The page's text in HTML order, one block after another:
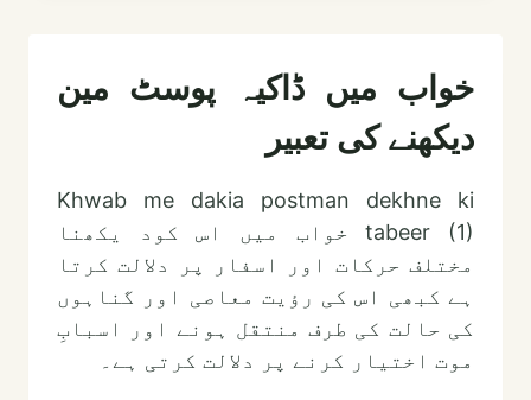
تعبیر
خواب میں ڈاکیہ پوسٹ مین
دیکھنے کی تعبیر
Khwab me dakia postman dekhne ki
tabeer (1) خواب میں اس کود یکھنا
مختلف حرکات اور اسفار پر دلالت کرتا
ہے کبھی اس کی رؤیت معاصی اور گناہوں
کی حالت کی طرف منتقل ہونے اور اسبابِ
موت اختیار کرنے پر دلالت کرتی ہے۔